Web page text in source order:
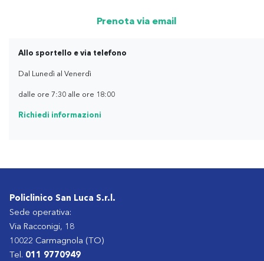
Prenota via email
Allo sportello e via telefono
Dal Lunedì al Venerdì
dalle ore 7:30 alle ore 18:00
Richiedi informazioni
Policlinico San Luca S.r.l.
Sede operativa:
Via Racconigi, 18
10022 Carmagnola (TO)
Tel. 011 9770949